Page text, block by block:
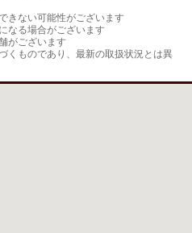
きない可能性がございます
なる場合がございます
がございます
くものであり、最新の取扱状況とは異